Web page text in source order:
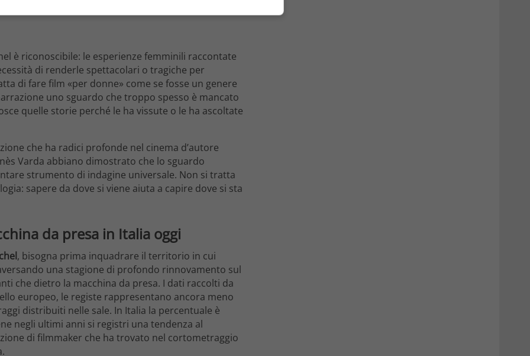
è riconoscibile: le esperienze femminili raccontate
di renderle spettacolari o tragiche per
di fare film «per donne» come se fosse un genere
uno sguardo che troppo spesso è mancato
quelle storie perché le ha vissute o le ha ascoltate
che ha radici profonde nel cinema d’autore
Varda abbiano dimostrato che lo sguardo
strumento di indagine universale. Non si tratta
sapere da dove si viene aiuta a capire dove si sta
da presa in Italia oggi
, bisogna prima inquadrare il territorio in cui
una stagione di profondo rinnovamento sul
che dietro la macchina da presa. I dati raccolti da
europeo, le registe rappresentano ancora meno
distribuiti nelle sale. In Italia la percentuale è
negli ultimi anni si registri una tendenza al
di filmmaker che ha trovato nel cortometraggio